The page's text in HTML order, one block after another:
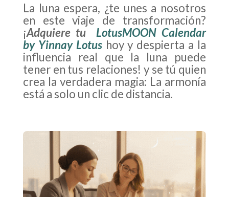
La luna espera, ¿te unes a nosotros
en este viaje de transformación?
¡Adquiere tu LotusMOON Calendar
by Yinnay Lotushoy y despierta a la
influencia real que la luna puede
tener en tus relaciones! y se tú quien
crea la verdadera magia: La armonía
está a solo un clic de distancia.